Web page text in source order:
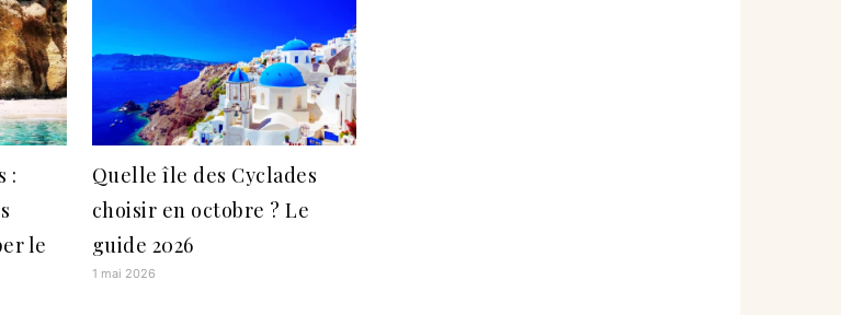
:
le
Quelle île des Cyclades
choisir en octobre ? Le
guide 2026
1 mai 2026